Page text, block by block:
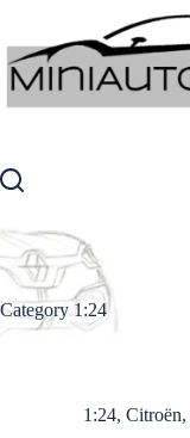
content
Category1:24
1:24, Citroën,